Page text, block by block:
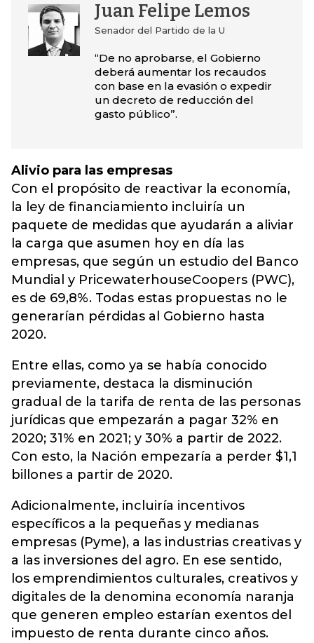
Juan Felipe Lemos
Senador del Partido de la U
“De no aprobarse, el Gobierno
deberá aumentar los recaudos
con base en la evasión o expedir
un decreto de reducción del
gasto público”.
Alivio para las empresas
Con el propósito de reactivar la economía,
la ley de financiamiento incluiría un
paquete de medidas que ayudarán a aliviar
la carga que asumen hoy en día las
empresas, que según un estudio del Banco
Mundial y PricewaterhouseCoopers (PWC),
es de 69,8%. Todas estas propuestas no le
generarían pérdidas al Gobierno hasta
2020.
Entre ellas, como ya se había conocido
previamente, destaca la disminución
gradual de la tarifa de renta de las personas
jurídicas que empezarán a pagar 32% en
2020; 31% en 2021; y 30% a partir de 2022.
Con esto, la Nación empezaría a perder $1,1
billones a partir de 2020.
Adicionalmente, incluiría incentivos
específicos a la pequeñas y medianas
empresas (Pyme), a las industrias creativas y
a las inversiones del agro. En ese sentido,
los emprendimientos culturales, creativos y
digitales de la denomina economía naranja
que generen empleo estarían exentos del
impuesto de renta durante cinco años.